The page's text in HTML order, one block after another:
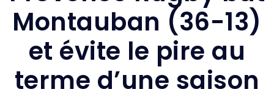
Montauban (36-13)
et évite le pire au
terme d’une saison